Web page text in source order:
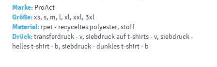
Marke: ProAct
Größe:xs, s, m, l, xl, xxl, 3xl
Material: rpet - recyceltes polyester, stoff
Drück:transferdruck - v, siebdruck auf t-shirts - v, siebdruck -
helles t-shirt - b, siebdruck - dunkles t-shirt - b